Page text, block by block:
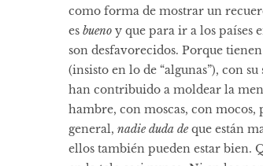
como forma de mostrar un
es bueno y que para ir a los países
son desfavorecidos. Porque tienen
(insisto en lo de “algunas”), con
han contribuido a moldear la
hambre, con moscas, con
general, nadie duda deque están
ellos también pueden estar bien.